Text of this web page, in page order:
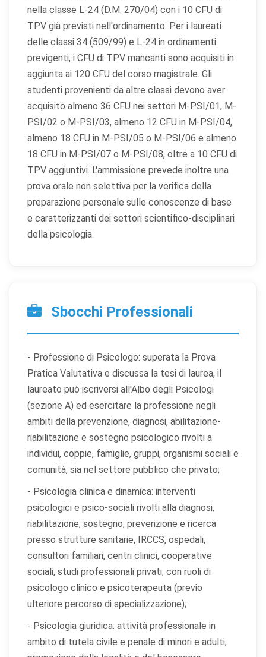
nella classe L-24 (D.M. 270/04) con i 10 CFU di
TPV già previsti nell'ordinamento. Per i laureati
delle classi 34 (509/99) e L-24 in ordinamenti
previgenti, i CFU di TPV mancanti sono acquisiti in
aggiunta ai 120 CFU del corso magistrale. Gli
studenti provenienti da altre classi devono aver
acquisito almeno 36 CFU nei settori M-PSI/01, M-
PSI/02 o M-PSI/03, almeno 12 CFU in M-PSI/04,
almeno 18 CFU in M-PSI/05 o M-PSI/06 e almeno
18 CFU in M-PSI/07 o M-PSI/08, oltre a 10 CFU di
TPV aggiuntivi. L'ammissione prevede inoltre una
prova orale non selettiva per la verifica della
preparazione personale sulle conoscenze di base
e caratterizzanti dei settori scientifico-disciplinari
della psicologia.
Sbocchi Professionali
- Professione di Psicologo: superata la Prova
Pratica Valutativa e discussa la tesi di laurea, il
laureato può iscriversi all'Albo degli Psicologi
(sezione A) ed esercitare la professione negli
ambiti della prevenzione, diagnosi, abilitazione-
riabilitazione e sostegno psicologico rivolti a
individui, coppie, famiglie, gruppi, organismi sociali e
comunità, sia nel settore pubblico che privato;
- Psicologia clinica e dinamica: interventi
psicologici e psico-sociali rivolti alla diagnosi,
riabilitazione, sostegno, prevenzione e ricerca
presso strutture sanitarie, IRCCS, ospedali,
consultori familiari, centri clinici, cooperative
sociali, studi professionali privati, con ruoli di
psicologo clinico e psicoterapeuta (previo
ulteriore percorso di specializzazione);
- Psicologia giuridica: attività professionale in
ambito di tutela civile e penale di minori e adulti,